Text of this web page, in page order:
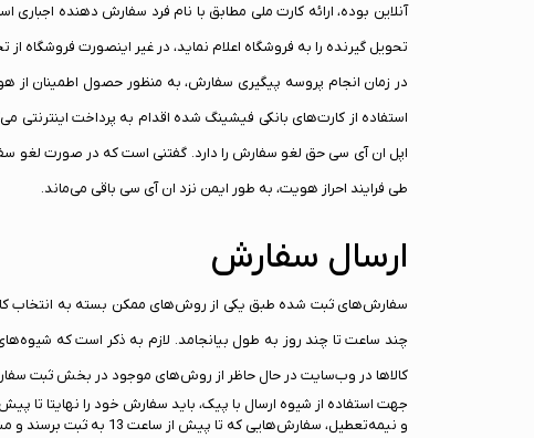
آنلاین بوده، ارائه کارت ملی مطابق با نام فرد سفارش دهنده
تحویل گیرنده را به فروشگاه اعلام نماید، در غیر اینصورت
در زمان انجام پروسه پیگیری سفارش، به منظور حصول اطمینان از
استفاده از کارت‌های بانکی فیشینگ شده اقدام به پرداخت
اپل ان آی سی حق لغو سفارش را دارد. گفتنی است که در صورت لغو
طی فرایند احراز هویت، به طور ایمن نزد ان آی سی باقی می‌ماند.
ارسال سفارش
سفارش‌های ثبت شده طبق یکی از روش‌های ممکن بسته به انتخاب
چند ساعت تا چند روز به طول بیانجامد. لازم به ذکر است که
کالا‌ها در وب‌سایت در حال حاظر از روش‌های موجود در بخش ثبت
و نیمه‌تعطیل،